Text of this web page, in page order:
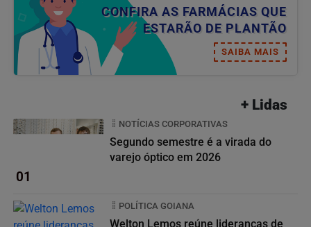
CONFIRA AS FARMÁCIAS QUE
ESTARÃO DE PLANTÃO
SAIBA MAIS
+ Lidas
01
NOTÍCIAS CORPORATIVAS
Segundo semestre é a virada do
varejo óptico em 2026
POLÍTICA GOIANA
Welton Lemos reúne lideranças de